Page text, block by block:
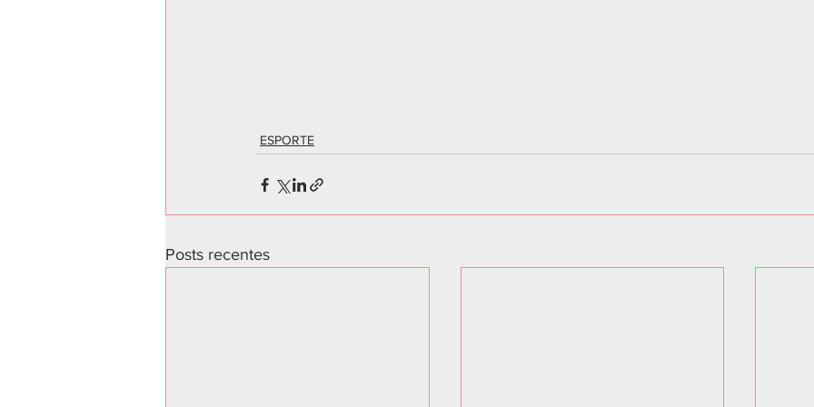
ESPORTE
Posts recentes